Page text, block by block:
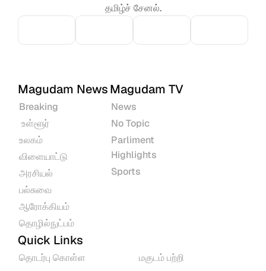
தமிழ்ச் சேனல்.
Magudam News
Breaking
உள்ளூர்
உலகம்
விளையாட்டு
அரசியல்
பல்சுவை
ஆரோக்கியம்
தொழில்நுட்பம்
Magudam TV
News
No Topic
Parliment
Highlights
Sports
Quick Links
தொடர்பு கொள்ள மகுடம் பற்றி